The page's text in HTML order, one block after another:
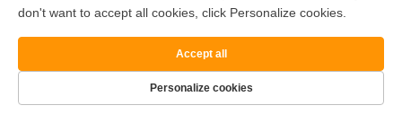
possibilité de
personnalisation des
don't want to accept all cookies, click Personalize cookies.
Personalize cookies
Accept all